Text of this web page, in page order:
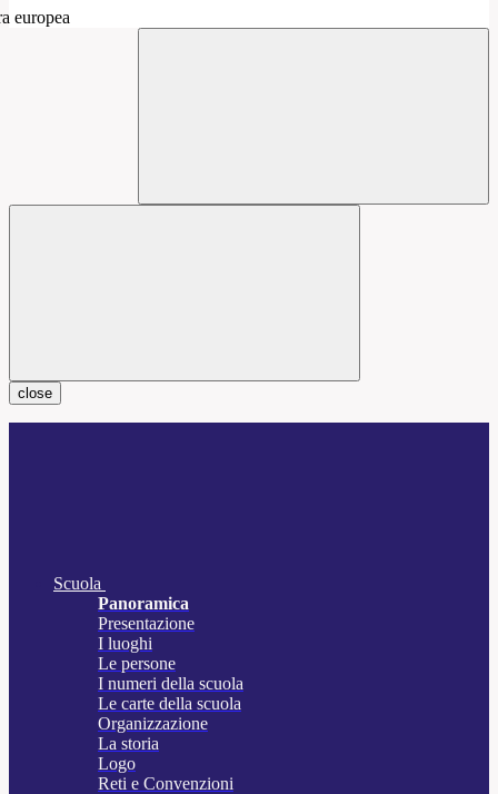
close
Scuola
Panoramica
Presentazione
I luoghi
Le persone
I numeri della scuola
Le carte della scuola
Organizzazione
La storia
Logo
Reti e Convenzioni